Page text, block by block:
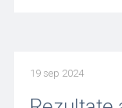
19 sep 2024